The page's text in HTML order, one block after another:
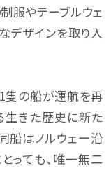
服やテーブルウェ
デザインを取り入
1隻の船が運航を再
生きた歴史に新た
船はノルウェー沿
っても、唯一無二